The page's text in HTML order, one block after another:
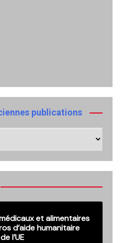
publications
et alimentaires
d’aide humanitaire
l’UE